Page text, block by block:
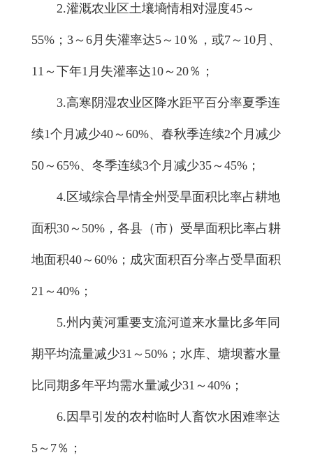
2.灌溉农业区土壤墒情相对湿度45～
55%；3～6月失灌率达5～10％，或7～10月、
11～下年1月失灌率达10～20％；
3.高寒阴湿农业区降水距平百分率夏季连
续1个月减少40～60%、春秋季连续2个月减少
50～65%、冬季连续3个月减少35～45%；
4.区域综合旱情全州受旱面积比率占耕地
面积30～50%，各县（市）受旱面积比率占耕
地面积40～60%；成灾面积百分率占受旱面积
21～40%；
5.州内黄河重要支流河道来水量比多年同
期平均流量减少31～50%；水库、塘坝蓄水量
比同期多年平均需水量减少31～40%；
6.因旱引发的农村临时人畜饮水困难率达
5～7％；